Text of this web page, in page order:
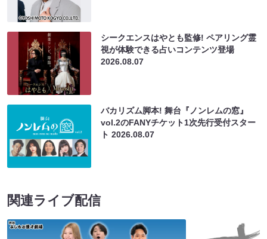
シークエンスはやとも監修! ペアリング霊
視が体験できる占いコンテンツ登場
2026.08.07
バカリズム脚本! 舞台『ノンレムの窓』
vol.2のFANYチケット1次先行受付スター
ト2026.08.07
関連ライブ配信